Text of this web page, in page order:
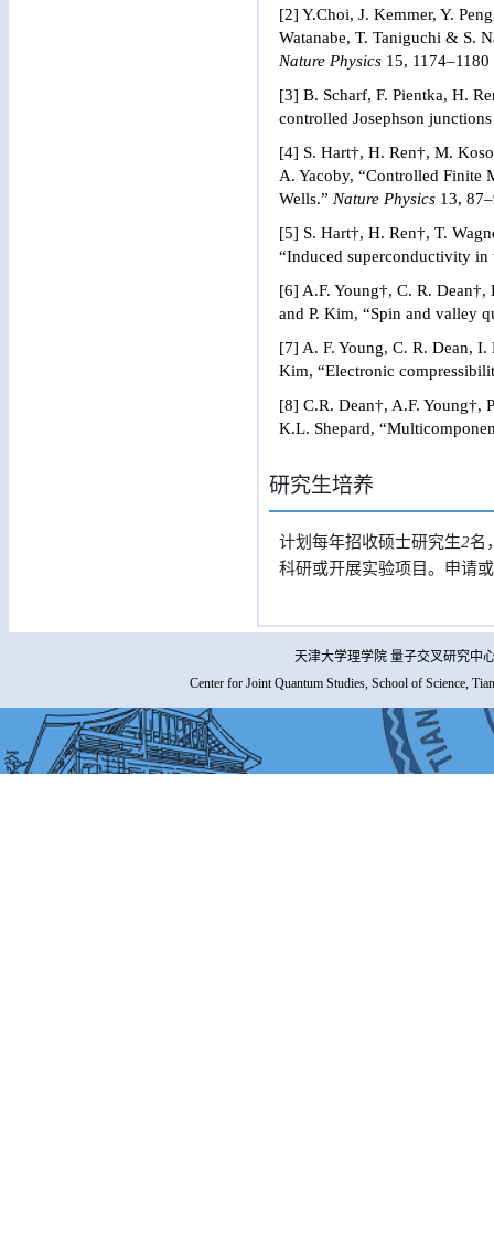
[2] Y.Choi, J. Kemmer, Y.
Watanabe, T. Taniguchi & S.
Nature Physics 15,
[3] B. Scharf, F. Pientka, H.
controlled Josephson
[4] S. Hart†, H. Ren†, M.
A. Yacoby, “Controlled Finite
Wells.” Nature Physics 13,
[5] S. Hart†, H. Ren†, T.
“Induced superconductivity
[6] A.F. Young†, C. R. Dean†,
and P. Kim, “Spin and valley
[7] A. F. Young, C. R. Dean, I.
Kim, “Electronic
[8] C.R. Dean†, A.F. Young†,
K.L. Shepard,
研究生培养
计划每年招收硕士研究生2名
科研或开展实验项目。申请
天津大学理学院 量子交叉研究中
Center for Joint Quantum Studies, School of Science,